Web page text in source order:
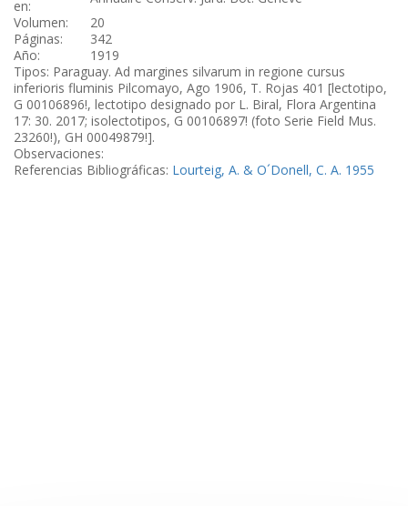
en:
Volumen:
20
Páginas:
342
Año:
1919
Tipos: Paraguay. Ad margines silvarum in regione cursus
inferioris fluminis Pilcomayo, Ago 1906, T. Rojas 401 [lectotipo,
G 00106896!, lectotipo designado por L. Biral, Flora Argentina
17: 30. 2017; isolectotipos, G 00106897! (foto Serie Field Mus.
23260!), GH 00049879!].
Observaciones:
Referencias Bibliográficas: Lourteig, A. & O´Donell, C. A. 1955